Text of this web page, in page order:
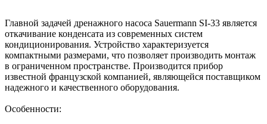
Главной задачей дренажного насоса Sauermann SI-33 является
откачивание конденсата из современных систем
кондиционирования. Устройство характеризуется
компактными размерами, что позволяет производить монтаж
в ограниченном пространстве. Производится прибор
известной французской компанией, являющейся поставщиком
надежного и качественного оборудования.
Особенности: